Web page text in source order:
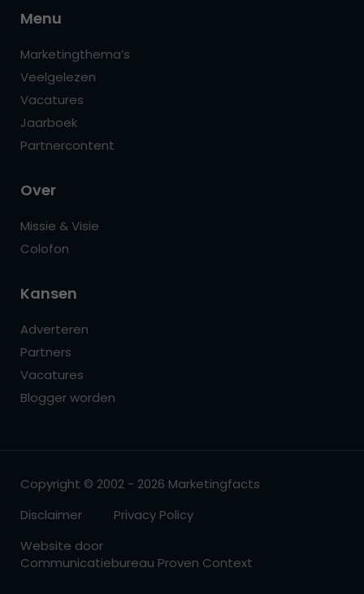
Menu
Marketingthema’s
Veelgelezen
Vacatures
Jaarboek
Partnercontent
Over
Missie & Visie
Colofon
Kansen
Adverteren
Partners
Vacatures
Blogger worden
Copyright © 2002 - 2026 Marketingfacts
Disclaimer
Privacy Policy
Website door
Communicatiebureau Proven Context